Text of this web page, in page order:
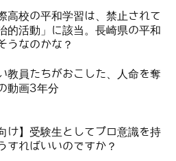
高校の平和学習は、禁止されて
的活動」に該当。長崎県の平和
うなのかな？
教員たちがおこした、人命を奪
動画3年分
け】受験生としてプロ意識を持
すればいいのですか？